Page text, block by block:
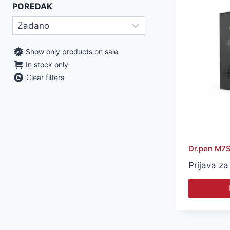
Dr.pen
Prijava
POREDAK
Show only products on sale
In stock only
Clear filters